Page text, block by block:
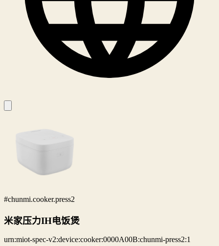
#chunmi.cooker.press2
米家压力IH电饭煲
urn:miot-spec-v2:device:cooker:0000A00B:chunmi-press2:1